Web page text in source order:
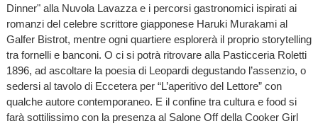
Dinner" alla Nuvola Lavazza e i percorsi gastronomici ispirati ai
romanzi del celebre scrittore giapponese Haruki Murakami al
Galfer Bistrot, mentre ogni quartiere esplorerà il proprio storytelling
tra fornelli e banconi. O ci si potrà ritrovare alla Pasticceria Roletti
1896, ad ascoltare la poesia di Leopardi degustando l’assenzio, o
sedersi al tavolo di Eccetera per “L’aperitivo del Lettore” con
qualche autore contemporaneo. E il confine tra cultura e food si
farà sottilissimo con la presenza al Salone Off della Cooker Girl